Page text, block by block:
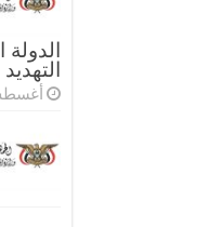
الدولة
أغسطس